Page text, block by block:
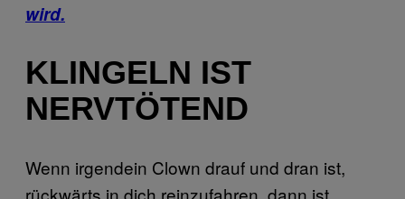
wird.
KLINGELN IST
NERVTÖTEND
Wenn irgendein Clown drauf und dran ist,
rückwärts in dich reinzufahren, dann ist